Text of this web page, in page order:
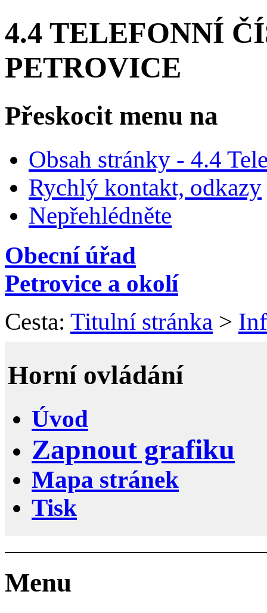
4.4 TELEFONNÍ
PETROVICE
Přeskocit menu na
Obsah stránky - 4.4
Rychlý kontakt, odkazy
Nepřehlédněte
Obecní úřad
Petrovice a okolí
Cesta: Titulní stránka >
Horní ovládání
Úvod
Zapnout grafiku
Mapa stránek
Tisk
Menu